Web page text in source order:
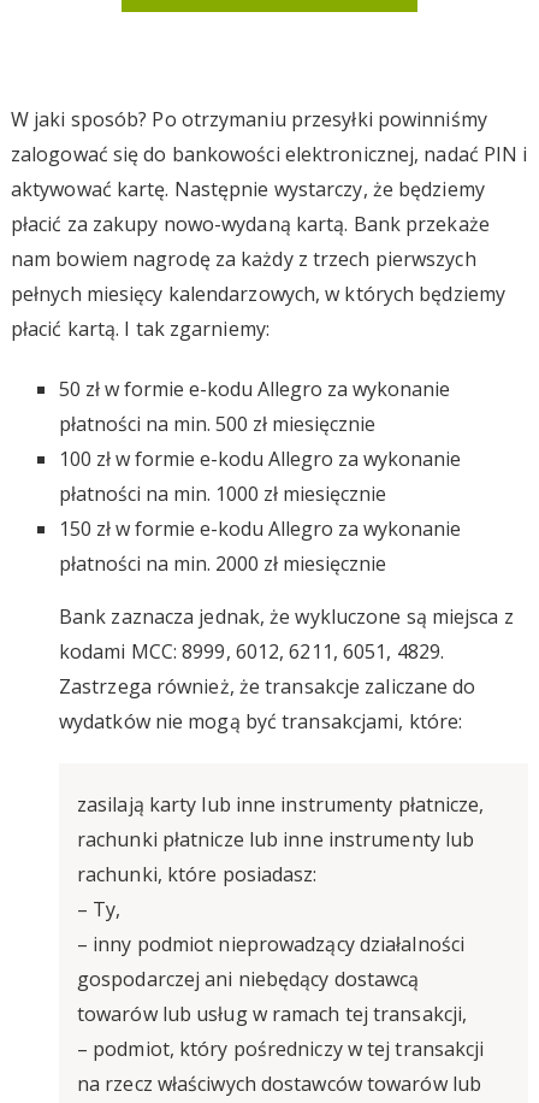
W jaki sposób? Po otrzymaniu przesyłki powinniśmy
zalogować się do bankowości elektronicznej, nadać PIN i
aktywować kartę. Następnie wystarczy, że będziemy
płacić za zakupy nowo-wydaną kartą. Bank przekaże
nam bowiem nagrodę za każdy z trzech pierwszych
pełnych miesięcy kalendarzowych, w których będziemy
płacić kartą. I tak zgarniemy:
50 zł w formie e-kodu Allegro za wykonanie
płatności na min. 500 zł miesięcznie
100 zł w formie e-kodu Allegro za wykonanie
płatności na min. 1000 zł miesięcznie
150 zł w formie e-kodu Allegro za wykonanie
płatności na min. 2000 zł miesięcznie
Bank zaznacza jednak, że wykluczone są miejsca z
kodami MCC: 8999, 6012, 6211, 6051, 4829.
Zastrzega również, że transakcje zaliczane do
wydatków nie mogą być transakcjami, które:
zasilają karty lub inne instrumenty płatnicze,
rachunki płatnicze lub inne instrumenty lub
rachunki, które posiadasz:
– Ty,
– inny podmiot nieprowadzący działalności
gospodarczej ani niebędący dostawcą
towarów lub usług w ramach tej transakcji,
– podmiot, który pośredniczy w tej transakcji
na rzecz właściwych dostawców towarów lub